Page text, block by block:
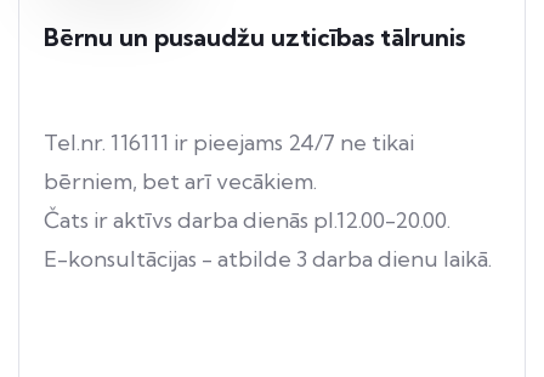
Bērnu un pusaudžu uzticības tālrunis
Tel.nr. 116111 ir pieejams 24/7 ne tikai
bērniem, bet arī vecākiem.
Čats ir aktīvs darba dienās pl.12.00-20.00.
E-konsultācijas - atbilde 3 darba dienu laikā.